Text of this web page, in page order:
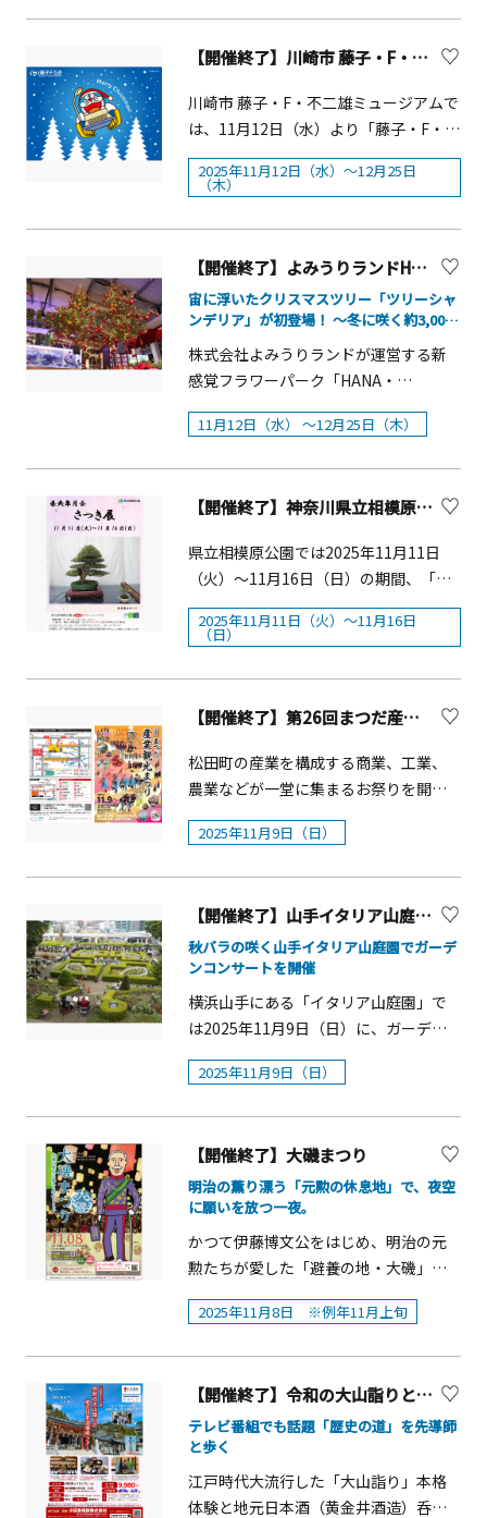
でも、1人で3回でも、自由にお使いい
ただけるチケットです。&nbsp;グッズ
込）「FINAL EDITION」オリジナルク
リアカード（ポストカードサイズ・非
売品）と、入館券がセットになったチ
ケットです。■主催：そごう美術館、
川）、FMヨコハマ■後援 ：神奈川県教
育委員会、横浜市教育委員会■協力：
ク、装苑（文化出版局）、ライゾマテ
力：久慈達也（DESIGN MUSEUM LAB
代表、京都芸術大学准教授）■協賛 ：
そごう・西武※ご入館前にそごう美術
館ホームページおよび会場入口掲示の
「ご入館の際のお願い」をご確認くだ
さい。※展覧会・イベントの中止や延
期、一部内容が変更になる場合がござ
います。※最新情報は、そごう横浜
店・そごう美術館ホームページをご確
従っていただきますようお願します。
※入館者が一定数を超えた場合には、
入場制限を行います。（入場制限時、
会場付近にはお待ちいただく場所はご
ざいません） 【関連イベント】PCMス
ペシャルナイト「Perfume COSTUME
MUSEUM FINAL EDITION」開催を記念
催します。 講師：櫻井利彦氏（ドレ
（土） 18:00から定員：100名PCMス
ペシャルナイトのご参加には、専用チ
ケットのご購入が必要です。専用チケ
ットはe-tixで10月15日（水）10:00か
ら販売します。専用チケット：1,600円
（税込。入館料含む）詳細はそごう美
術館ホームページにてご案内します。
（金）、11月29日（土）、12月5日
（金）、12月6日（土）そごう美術館は
17：00に閉館します。学芸員によるギ
ャラリートーク2025年11月20日
（木）、11月28日（金）、11月30日
（日）、12月4日（木）、12月7日
（日）、12月11日（木）、12月14日
（日）、12月18日（木）、12月21日
（日）、12月23日（火）、12月25日
（木）、12月28日（日）、2026年1月4
日（日）、1月6日（火）、1月8日
（木）各日14：00から場所：そごう美
会入館券が必要です）※イベントは、
中止や延期、一部内容が変更になる場
ーティストチーム「バブルワークス」
に合わせて、イルミネーションに照ら
されたシャボン玉が夜空を舞う幻想的
なショーは圧巻です。■開催日11月22
日(土)、23日(日)、24日(祝月)、30日
（日）18：30～※各回約20分間■場
所 ： アクアミュージアム４F ライブス
かわ冬のひまわり」―&nbsp;■見頃：
11月中旬頃～11月下旬&nbsp;■会場さ
むかわひまわり畑（寒川町宮山3922-
5）※イベント開催時以外は入場不可
&nbsp;川とのふれあい公園（寒川町一
festival― ※有料 ※開花状況等により
変更・中止の場合あり&nbsp;【第1
弾】■開催日：2025年11月15日
間：10：00～14：00 &nbsp;【第2弾
(メイン)】■開催日：2025年11月22日
（土）、23日（日・祝）、24日（月・
振）、25日（火）■時間：10：00～
14：00&nbsp;☆22日、23日は野菜・
焼き芋などの出店あり。&nbsp;■会
場：さむかわひまわり畑&nbsp;【費
&nbsp;※諸事情により予告なく内容変
&nbsp;※詳細・最新情報は寒川町観光
協会ホームページをご確認ください。
の輝きが重なる、この冬だけの&rdquo;
い。イルミネーションやグルメスポッ
トを巡るデジタルスタンプラリーを開
催！50の「THE YOKOHAMA
ILLUMINATION」の参加イベントや、
催。ホテル宿泊券やディナー招待券な
どの豪華賞品が、抽選で100名様に当た
ります。スタンプをたくさん集めれば
集めるほど、当選確率がアップする企
画をお楽しみください■実施期間：
日（土）
浜夜景フォトコンテストを開催日本新
マに、Instagramフォトコンテストを
実施します。東京カメラ部キャンペー
ン専用Instagramとヨルノヨ2025の
Instagramのアカウントをフォローし
くと、入賞者には景品も。フォトコン
最優秀賞のほか、各部門の最優秀賞、
の機会にぜひご参加ください。■応募
期間：2025年11月21日（金）～2026年
1月20日（火）■部門： ①横浜夜景
②THE YOKOHAMA ILLUMINATION詳細
amayakei/contest2025/&nbsp;※サイ
ト公開は募集開始の11月21日(金)13:00
からTHE YOKOHAMA ILLUMINATION開
催概要■開催期間：2025年11月～2026
年2月■開催場所横浜都心臨海部（横浜
佐木町～関内・石川町～山下・中華
において国内唯一の事業団体である
（一社）夜景観光コンベンション・ビ
ューローが、国内外の夜景観光活性化
を目指して創設した夜景ブランドで
す。全国の夜景観光士（夜景観光士検
上位三都市を『日本新三大夜景都市』
た。
の新境地 西嶋豊彦展」「収蔵名作
展 日本画の煌めき」概要■会期：
（水）※会期中無休■料金：1,500円
（一般当日券）「風景の抒情詩 山本
丘人展」についてこの展覧会は2023年
より新たにはじまった、成川美術館の
を画家の命日の幻雪忌（2月10日）にあ
わせて公開する冬季の特別展です。第3
構えた北軽井沢と自宅のあった大磯を
を中心に、ときに「詩画」とも評され
る丘人の内的世界が感じられる心象風
景の作品が40余点展示されます。「咲
き乱れる京琳派と花鳥画－日本画の新
境地 西嶋豊彦展」について洗練され
た品格ある花の絵で知られ、独自の切
り口で日本美を自在に変幻させる西嶋
豊彦の展覧会です。本展では、柔らか
な空気感のある絵絹による花鳥画に加
琳派の美意識から半導体をモチーフに
した新シリーズの富士の連作、風神雷
神の大作など近年の代表作が一堂に展
示されます。「収蔵名作展 日本画の
煌めき」について中国の風景を描いた
大作のほか国内の風景や花を描いた作
品など当館コレクションの代表的な作
穂、毛利武彦、平山郁夫、田渕俊夫、
ついて】箱根・芦ノ湖畔に立ち、緑の
木々に囲まれた成川美術館は、1988年
に開館しました。現代日本画を中心に
焦点を絞ったユニークな美術館です。
そのコレクションは4,000点を超え、い
まも増えつづけています。文化勲章受
章画家・山本丘人の代表作150点余りを
蔵。ご鑑賞の合間に、美術館正面のガ
ラス扉から外に出て、庭園を散策して
しみ頂けます。
【開催終了】川崎市 藤子・F・不二雄ミュージアム「 クリスマスはミュージアムで！2025」
川崎市 藤子・F・不二雄ミュージアムで
は、11月12日（水）より「藤子・F・不
二雄ミュージアム クリスマスはミュー
ジアムで！2025」を開催中です。館内
キャラクターをイメージした 4 つのク
リスマスツリーが登場しています。2 階
スマスを楽しむ F キャラクターたちの
スムードを盛り上げます。3 階「はらっ
ぱ」では、日が暮れるとライトアップ
する「クリスタルツリー」が迎えてく
れます。3 階「ギフトコーナー藤子屋」
もクリスマスマーケット風に彩られ、
クリスマス気分がより高まります。
「はらっぱ」にはヒーターが設置さ
れ、屋外でもあたたかく過ごせます。
日没後にライトアップする「クリスタ
ジアムカフェ」で販売されるテイクア
ウト専用のホットドリンクとミニたい
焼き（16：00から販売）をお楽しみく
ださい。※「はらっぱdeあったかドリ
ンク」は館内へのお持ち込みはできま
せん。※画像はすべてイメージです。
『ドラえもん』のお話の中から、クリ
階「展示室Ⅰ」期間限定で、「サンタ
展示期間：2025年11月1日（土）～
2025年12月25日（木） 【開催中の企画
展】■2階「展示室Ⅱ」■『大長編ドラ
えもん のび太の海底鬼岩城と冒険のひ
みつ展』本展では、『大長編ドラえも
ん のび太の海底鬼岩城』を形づくる要
素に注目し、本作品の魅力とともに、
発想力や豊富な知識によって描かれた
夢と冒険の世界をひも解きます。『大
長編ドラえもん のび太の海底鬼岩城』
の世界をより深く味わっていただくと
品を楽しめます。当ミュージアムの入
場は「完全日時指定制」になっており
ます。必ず事前にお買い求めの上、ご
来場ください。※詳しくは下記公式HP
にてご確認ください。
2025年11月12日（水）～12月25日
（木）
【開催終了】よみうりランドHANA・BIYORI「HANA・BIYORIのクリスマス2025」
宙に浮いたクリスマスツリー「ツリーシャ
ンデリア」が初登場！ ～冬に咲く約3,000
株式会社よみうりランドが運営する新
感覚フラワーパーク「HANA・
BIYORI」は「HANA・BIYORIのクリス
マス2025」を開催します。館内には、
ように輝くハンギングタイプのクリス
本物のもみの木を使用しています。多
数の赤いオーナメントで彩られ、館内
をあたたかなクリスマスムードで包み
込みます。さらに、園内ではクリスマ
上旬からは、冬の寒い時期に楽しむこ
リップ」が見ごろになります。クリス
マスと一緒に、季節を先取りした特別
な花景色もお楽しみください。概要■
期間：2025年11月12日(水) ～■時間：
10：00～20：30■注目スポット紹介①
ツリーシャンデリアハンギングタイプ
のクリスマスツリーです。高さ3mのツ
リーが2本、2.5ｍのツリーが3本と、い
ずれも本物のもみの木を使用していま
す。ツリーの足元にはポインセチアや
シクラメンなどが広がり、クリスマス
の世界観をより一層際立たせます。館
内にある300鉢を超えるフラワーシャン
デリア(吊り花)とともにお楽しみくださ
月25日（木）■場所：HANA・BIYORI
館内②アイスチューリップアイスチュ
ーリップは、球根をポットに植えて根
を育てた後、ポットごと冷蔵施設で長
期間保存し、冬に開花時期を合わせた
チューリップです。約3,000本のピンク
や白などのチューリップを楽しむこと
所：四季の庭ほか
11月12日（水） ～12月25日（木）
【開催終了】神奈川県立相模原公園「さつき展」
県立相模原公園では2025年11月11日
（火）～11月16日（日）の期間、「さ
つき展」を開催します。愛好家の方々
が丹精込めて育てられたさつき盆栽を
2025年11月11日（火）～11月16日
（日）■場 所：サカタのタネグリー
30（入館は16：00まで）■料 金：無
料■出展者：県央皐月会■主 催：神
タのタネGSサービス グループ■問合
https://sagamiharaivent.blogspot.co
m/2023/11/blog-post_4.html &nbsp;
&nbsp; &nbsp; &nbsp; &nbsp;
&nbsp; &nbsp; &nbsp; &nbsp;
2025年11月11日（火）～11月16日
（日）
【開催終了】第26回まつだ産業観光まつり
松田町の産業を構成する商業、工業、
農業などが一堂に集まるお祭りを開催
します！松田町内や近隣市町村の消費
者に商店街活動の紹介、企業のPR、農
産意欲向上を図ります。また、観光PR
やまつだ大名行列（かながわの民俗芸
能５０選）ほかのパレード実施により
観光振興や文化の継承など、様々な要
素をもったイベントです。松田町の特
県横芝光町」のねぎの販売、ステージ
す。ぜひ、ご家族やご友人をお誘いの
上お出かけください。■開催日時
2025年11月9日（日）10:00～15:30■
場所 JR松田駅北口広場・松田町営駐
車場・商店街（ロマンス通り・仲町通
田駅北口・小田急線新松田駅北口
2025年11月9日（日）
【開催終了】山手イタリア山庭園ガーデンコンサート「Rose Garden Picnic live」
秋バラの咲く山手イタリア山庭園でガーデ
ンコンサートを開催
横浜山手にある「イタリア山庭園」で
は2025年11月9日（日）に、ガーデン
コンサートが開催されます。概要■日
時：11月9日（日）14：00～（雨天中
Macha(ギター)※事前申込不要・立ち見
■場所：山手イタリア山庭園整形花壇
前【イタリア山について】明治
13（1880）年から明治19（1886）年ま
で、イタリア領事館がおかれたことか
イタリアで多く見られる庭園様式を模
の花、植栽を見ることができます。ま
た、テラスからは横浜ベイブリッジや
みなとみらい21を一望することがで
き、写真や絵画のモチーフとして人々
に親しまれています。フランス瓦の屋
2025年11月9日（日）
【開催終了】大磯まつり
明治の薫り漂う「元勲の休息地」で、夜空
に願いを放つ一夜。
かつて伊藤博文公をはじめ、明治の元
勲たちが愛した「避養の地・大磯」。
その気品ある歴史の息吹を感じるこの
街で、一夜限りの幻想的な祭典が幕を
と、現代の光が交差する特別な時間が
流れ始めます。 まずは、名店が並ぶキ
ッチンカーで旬の味覚を堪能してくだ
さい。かつての偉人たちも愛でたであ
ろう潮風を感じつつ、大磯が紡いでき
2025年11月8日 ※例年11月上旬
【開催終了】令和の大山詣りと地元日本酒堪能ツアー【小田急電鉄】
テレビ番組でも話題「歴史の道」を先導師
と歩く
江戸時代大流行した「大山詣り」本格
体験と地元日本酒（黄金井酒造）呑み